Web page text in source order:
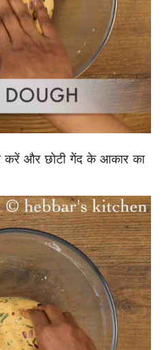
करें और छोटी गेंद के आकार का